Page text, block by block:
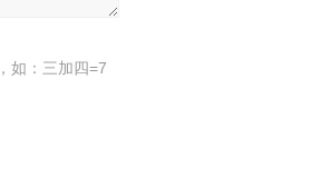
如：三加四=7